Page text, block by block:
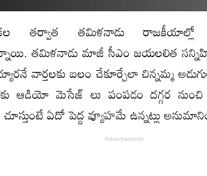
తర్వాత తమిళనాడు రాజకీయాల్లో
తమిళనాడు మాజీ సీఎం జయలలిత
వార్తలకు బలం చేకూర్చేలా చిన్నమ్మ
ఆడియో మెసేజ్ లు పంపడం దగ్గర నుంచి
ఏదో పెద్ద వ్యూహమే ఉన్నట్లు